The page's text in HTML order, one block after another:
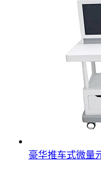
豪华推车式微量